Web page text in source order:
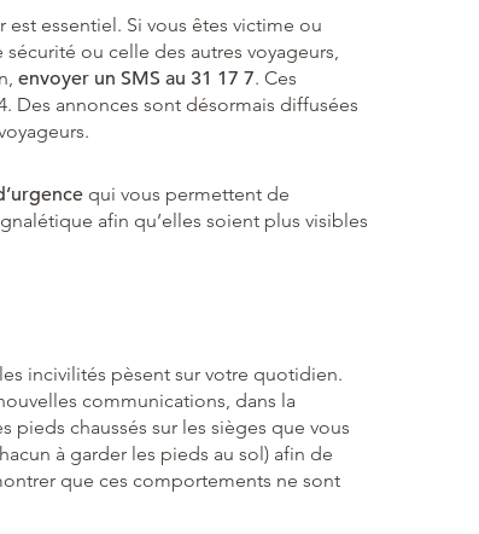
essentiel. Si vous êtes victime ou
ou celle des autres voyageurs,
envoyer un SMS au 31 17 7. Ces
Des annonces sont désormais diffusées
qui vous permettent de
afin qu’elles soient plus visibles
incivilités pèsent sur votre quotidien.
communications, dans la
pieds chaussés sur les sièges que vous
à garder les pieds au sol) afin de
que ces comportements ne sont